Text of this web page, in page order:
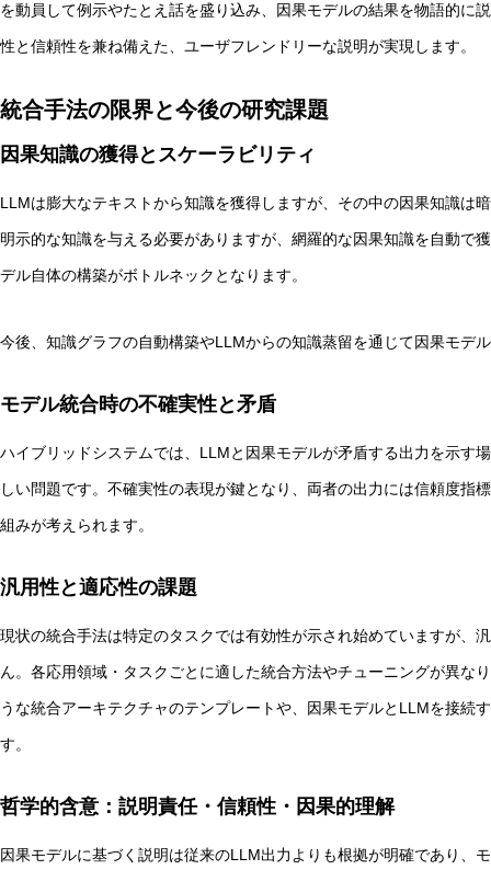
を動員して例示やたとえ話を盛り込み、因果モデルの結果を物語的に
性と信頼性を兼ね備えた、ユーザフレンドリーな説明が実現します。
統合手法の限界と今後の研究課題
因果知識の獲得とスケーラビリティ
LLMは膨大なテキストから知識を獲得しますが、その中の因果知識は
明示的な知識を与える必要がありますが、網羅的な因果知識を自動で
デル自体の構築がボトルネックとなります。
今後、知識グラフの自動構築やLLMからの知識蒸留を通じて因果モデ
モデル統合時の不確実性と矛盾
ハイブリッドシステムでは、LLMと因果モデルが矛盾する出力を示す
しい問題です。不確実性の表現が鍵となり、両者の出力には信頼度指
組みが考えられます。
汎用性と適応性の課題
現状の統合手法は特定のタスクでは有効性が示され始めていますが、
ん。各応用領域・タスクごとに適した統合方法やチューニングが異な
うな統合アーキテクチャのテンプレートや、因果モデルとLLMを接続
す。
哲学的含意：説明責任・信頼性・因果的理解
因果モデルに基づく説明は従来のLLM出力よりも根拠が明確であり、